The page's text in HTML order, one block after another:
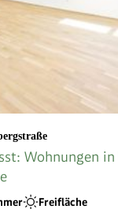
Wohnungen
Freifläche